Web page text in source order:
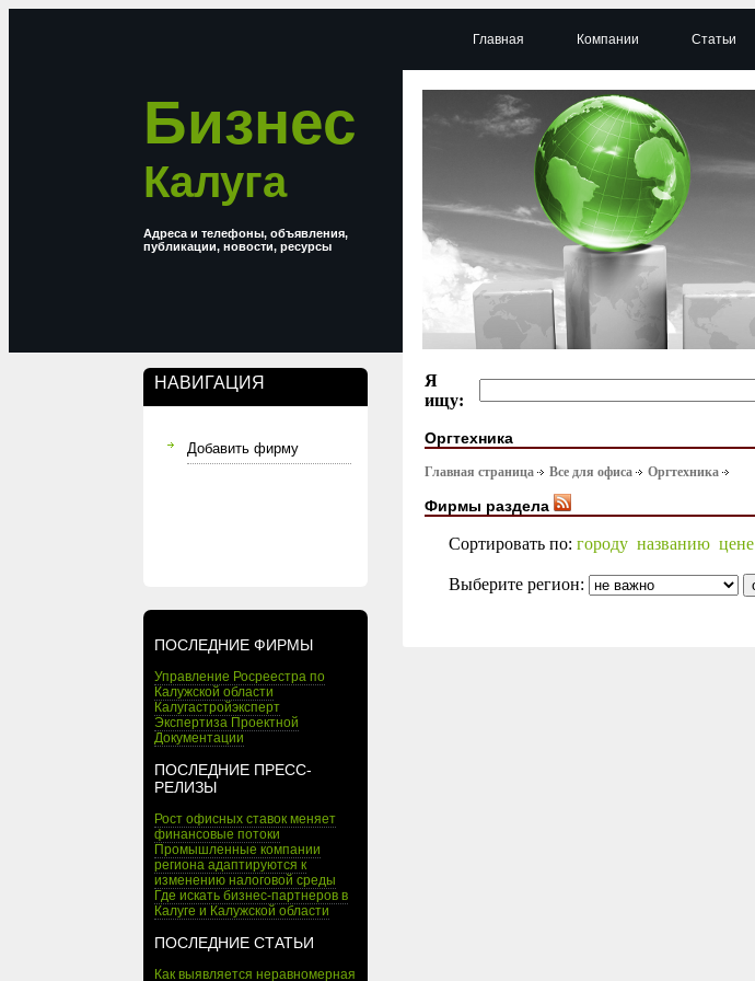
Бизнес
Калуга
Адреса и телефоны, объявления,
публикации, новости, ресурсы
НАВИГАЦИЯ
Добавить фирму
ПОСЛЕДНИЕ ФИРМЫ
Управление Росреестра по
Калужской области
Калугастройэксперт
Экспертиза Проектной
Документации
ПОСЛЕДНИЕ ПРЕСС-
РЕЛИЗЫ
Рост офисных ставок меняет
финансовые потоки
Промышленные компании
региона адаптируются к
изменению налоговой среды
Где искать бизнес-партнеров в
Калуге и Калужской области
ПОСЛЕДНИЕ СТАТЬИ
Как выявляется неравномерная
Главная Компании Статьи
Я
ищу:
Оргтехника
Главная страница Все для офиса Оргтехника
Фирмы раздела
Сортировать по: городу названию цене
Выберите регион: